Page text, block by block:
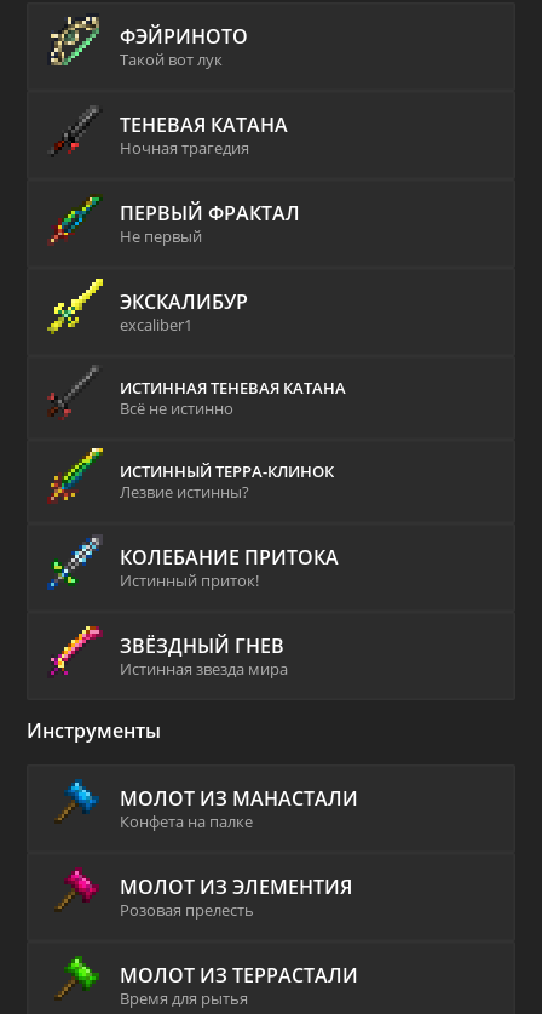
ФЭЙРИНОТО
Такой вот лук
ТЕНЕВАЯ КАТАНА
Ночная трагедия
ПЕРВЫЙ ФРАКТАЛ
Не первый
ЭКСКАЛИБУР
excaliber1
ИСТИННАЯ ТЕНЕВАЯ КАТАНА
Всё не истинно
ИСТИННЫЙ ТЕРРА-КЛИНОК
Лезвие истинны?
КОЛЕБАНИЕ ПРИТОКА
Истинный приток!
ЗВЁЗДНЫЙ ГНЕВ
Истинная звезда мира
Инструменты
МОЛОТ ИЗ МАНАСТАЛИ
Конфета на палке
МОЛОТ ИЗ ЭЛЕМЕНТИЯ
Розовая прелесть
МОЛОТ ИЗ ТЕРРАСТАЛИ
Время для рытья